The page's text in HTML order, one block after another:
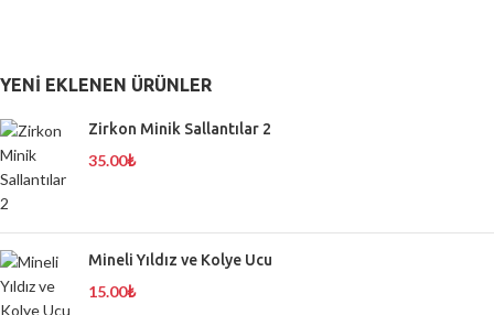
YENI EKLENEN ÜRÜNLER
Zirkon Minik Sallantılar 2
35.00₺
Mineli Yıldız ve Kolye Ucu
15.00₺